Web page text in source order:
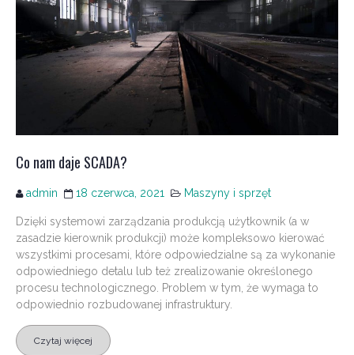
Co nam daje SCADA?
admin 18 czerwca, 2021 Maszyny i sprzęt
Dzięki systemowi zarządzania produkcją użytkownik (a w
zasadzie kierownik produkcji) może kompleksowo kierować
wszystkimi procesami, które odpowiedzialne są za wykonanie
odpowiedniego detalu lub też zrealizowanie określonego
procesu technologicznego. Problem w tym, że wymaga to
odpowiednio rozbudowanej infrastruktury.
Czytaj więcej